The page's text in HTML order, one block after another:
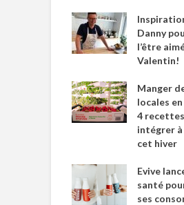
Danny
l’être
Valentin!
Manger
locales
4
intégrer à
cet hiver
Evive
santé
ses